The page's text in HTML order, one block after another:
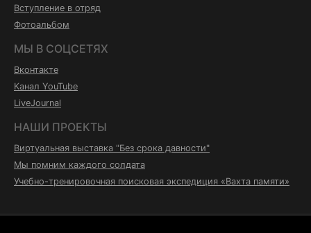
Вступление в отряд
Фотоальбом
МЫ В СОЦСЕТЯХ
Вконтакте
Канал YouTube
LiveJournal
НАШИ ПРОЕКТЫ
Виртуальная выставка "Без срока давности"
Мы помним каждого солдата
Учебно-тренировочная поисковая экспедиция «Вахта памяти»